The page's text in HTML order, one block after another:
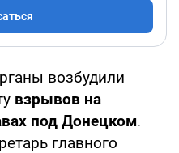
возбудили
взрывов на
под Донецком.
главного